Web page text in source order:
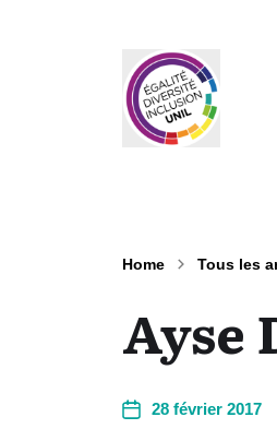
Home Tous les
Ayse
28 février 2017